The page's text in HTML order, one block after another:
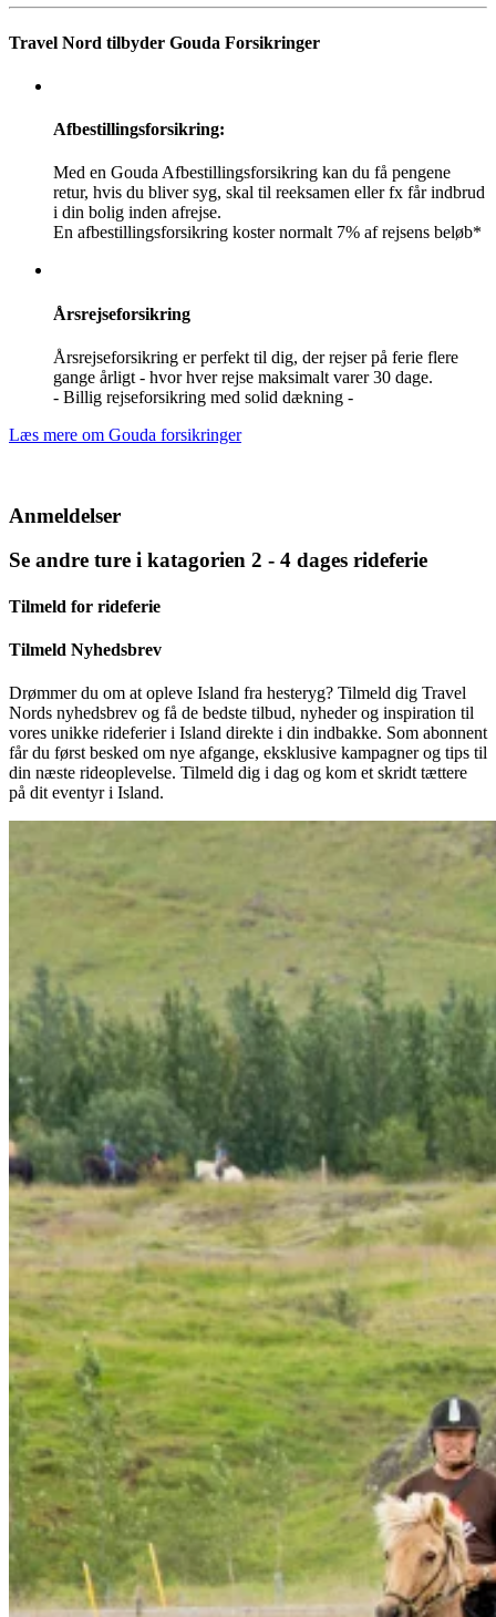
Travel Nord tilbyder Gouda Forsikringer
Afbestillingsforsikring:
Med en Gouda Afbestillingsforsikring kan du få pengene
retur, hvis du bliver syg, skal til reeksamen eller fx får indbrud
i din bolig inden afrejse.
En afbestillingsforsikring koster normalt 7% af rejsens beløb*
Årsrejseforsikring
Årsrejseforsikring er perfekt til dig, der rejser på ferie flere
gange årligt - hvor hver rejse maksimalt varer 30 dage.
- Billig rejseforsikring med solid dækning -
Læs mere om Gouda forsikringer
Anmeldelser
Se andre ture i katagorien 2 - 4 dages rideferie
Tilmeld for rideferie
Tilmeld Nyhedsbrev
Drømmer du om at opleve Island fra hesteryg? Tilmeld dig Travel
Nords nyhedsbrev og få de bedste tilbud, nyheder og inspiration til
vores unikke rideferier i Island direkte i din indbakke. Som abonnent
får du først besked om nye afgange, eksklusive kampagner og tips til
din næste rideoplevelse. Tilmeld dig i dag og kom et skridt tættere
på dit eventyr i Island.